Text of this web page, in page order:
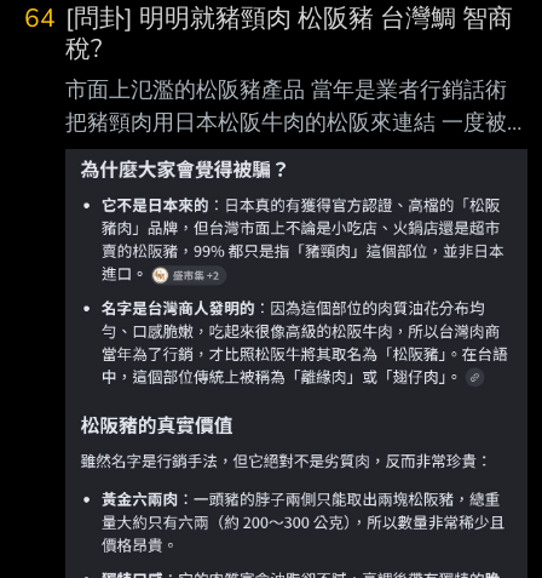
64 [問卦] 明明就豬頸肉 松阪豬 台灣鯛 智商
稅?
市面上氾濫的松阪豬產品 當年是業者行銷話術
把豬頸肉用日本松阪牛肉的松阪來連結 一度被
日本農林水產省關注到台灣濫用亂象 台灣消基
會也曾經說過這有誤導消費者嫌疑 畢竟台灣沒
有進口日本牛 台灣連美國澳洲牛肉都可以冒名
和牛 更不用說台灣豬直接冒名日本豬 結果後來
台灣官方沒隔幾年就改口說這是約定俗成 現在
連不是豬頸肉的豬僧帽肌也能叫松阪豬 台灣這
些農漁產品是覺得自己原本名字很可恥嗎 為何
要一直假冒別人的名字裝高貴啊 不是松阪養殖
的叫松阪豬 大比目魚叫鱈魚 吳郭魚叫台灣鯛 詐
騙之島4ni？？？？ 台灣人智商稅是不是